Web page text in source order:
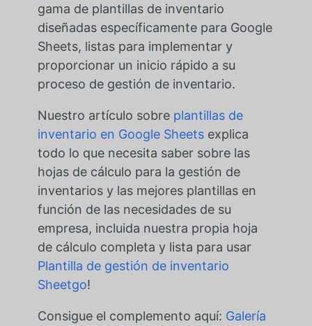
gama de plantillas de inventario
diseñadas específicamente para Google
Sheets, listas para implementar y
proporcionar un inicio rápido a su
proceso de gestión de inventario.
Nuestro artículo sobre plantillas de
inventario en Google Sheetsexplica
todo lo que necesita saber sobre las
hojas de cálculo para la gestión de
inventarios y las mejores plantillas en
función de las necesidades de su
empresa, incluida nuestra propia hoja
de cálculo completa y lista para usar
Plantilla de gestión de inventario
Sheetgo!
Consigue el complemento aquí: Galería